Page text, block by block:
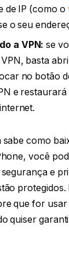
de IP (como o
o seu
a VPN:se
basta
no botão
e
como
você
e
que for usar
quiser